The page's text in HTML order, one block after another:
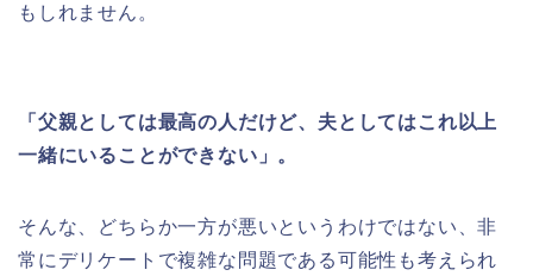
もしれません。
「父親としては最高の人だけど、夫としてはこれ以上
一緒にいることができない」。
そんな、どちらか一方が悪いというわけではない、非
常にデリケートで複雑な問題である可能性も考えられ